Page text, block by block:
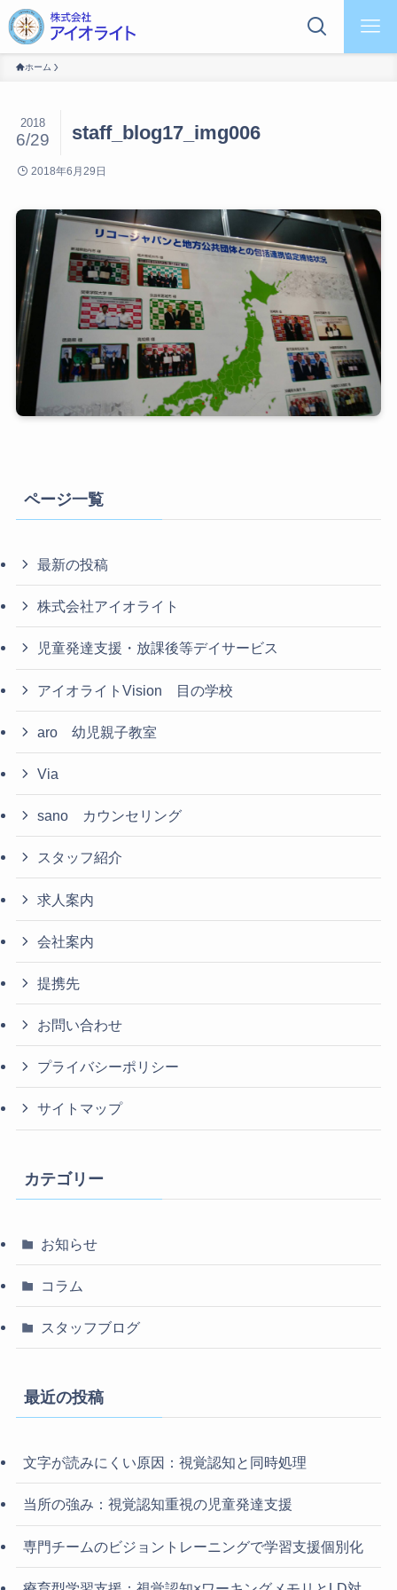
ホーム
staff_blog17_img006
2018
6/29
2018年6月29日
ページ一覧
最新の投稿
株式会社アイオライト
児童発達支援・放課後等デイサービス
アイオライトVision 目の学校
aro 幼児親子教室
Via
sano カウンセリング
スタッフ紹介
求人案内
会社案内
提携先
お問い合わせ
プライバシーポリシー
サイトマップ
カテゴリー
お知らせ
コラム
スタッフブログ
最近の投稿
文字が読みにくい原因：視覚認知と同時処理
当所の強み：視覚認知重視の児童発達支援
専門チームのビジョントレーニングで学習支援個別化